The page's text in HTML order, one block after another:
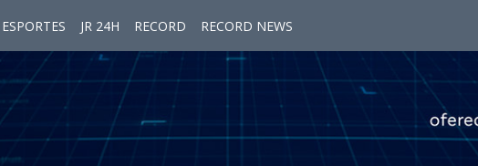
ESPORTES JR 24H RECORD RECORD NEWS